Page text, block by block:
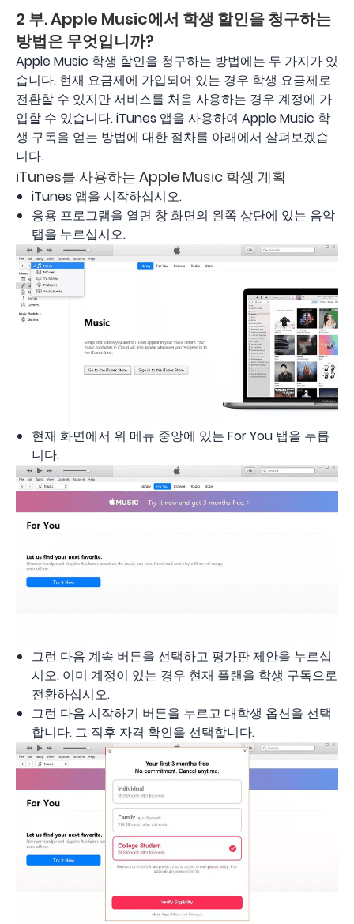
2 부. Apple Music에서 학생 할인을 청구하는
방법은 무엇입니까?
Apple Music 학생 할인을 청구하는 방법에는 두 가지가 있
습니다. 현재 요금제에 가입되어 있는 경우 학생 요금제로
전환할 수 있지만 서비스를 처음 사용하는 경우 계정에 가
입할 수 있습니다. iTunes 앱을 사용하여 Apple Music 학
생 구독을 얻는 방법에 대한 절차를 아래에서 살펴보겠습
니다.
iTunes를 사용하는 Apple Music 학생 계획
iTunes 앱을 시작하십시오.
응용 프로그램을 열면 창 화면의 왼쪽 상단에 있는 음악
탭을 누르십시오.
현재 화면에서 위 메뉴 중앙에 있는 For You 탭을 누릅
니다.
그런 다음 계속 버튼을 선택하고 평가판 제안을 누르십
시오. 이미 계정이 있는 경우 현재 플랜을 학생 구독으로
전환하십시오.
그런 다음 시작하기 버튼을 누르고 대학생 옵션을 선택
합니다. 그 직후 자격 확인을 선택합니다.